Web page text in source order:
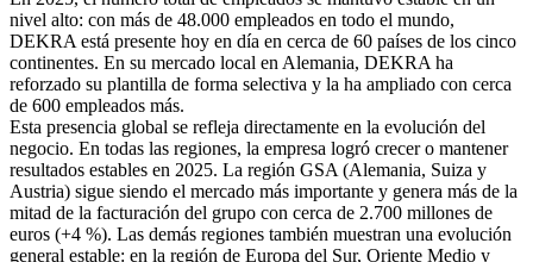
nivel alto: con más de 48.000 empleados en todo el mundo,
DEKRA está presente hoy en día en cerca de 60 países de los cinco
continentes. En su mercado local en Alemania, DEKRA ha
reforzado su plantilla de forma selectiva y la ha ampliado con cerca
de 600 empleados más.
Esta presencia global se refleja directamente en la evolución del
negocio. En todas las regiones, la empresa logró crecer o mantener
resultados estables en 2025. La región GSA (Alemania, Suiza y
Austria) sigue siendo el mercado más importante y genera más de la
mitad de la facturación del grupo con cerca de 2.700 millones de
euros (+4 %). Las demás regiones también muestran una evolución
general estable: en la región de Europa del Sur, Oriente Medio y